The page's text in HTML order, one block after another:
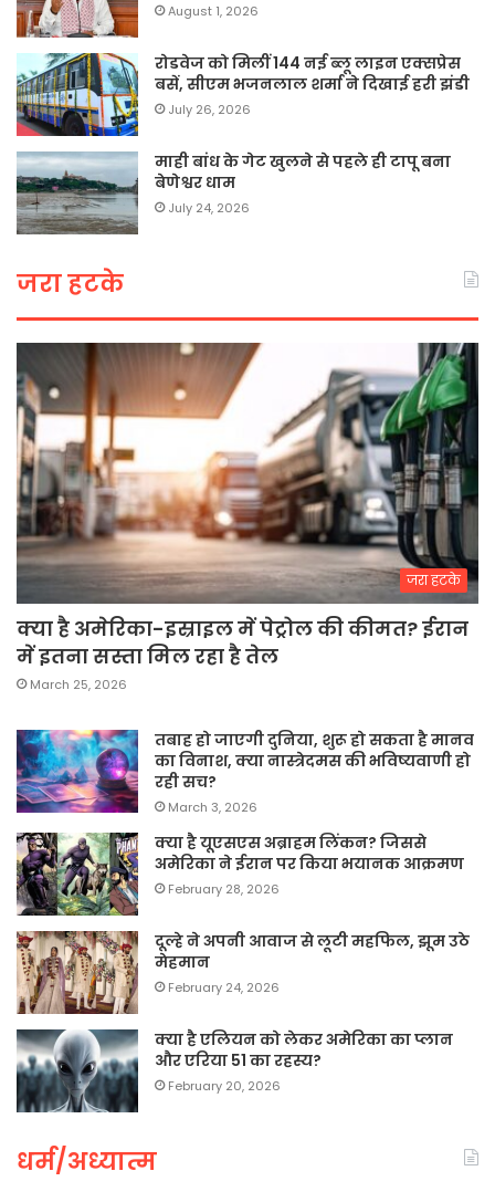
August 1, 2026
रोडवेज को मिलीं 144 नई ब्लू लाइन एक्सप्रेस
बसें, सीएम भजनलाल शर्मा ने दिखाई हरी झंडी
July 26, 2026
माही बांध के गेट खुलने से पहले ही टापू बना
बेणेश्वर धाम
July 24, 2026
जरा हटके
जरा हटके
क्या है अमेरिका-इस्राइल में पेट्रोल की कीमत? ईरान
में इतना सस्ता मिल रहा है तेल
March 25, 2026
तबाह हो जाएगी दुनिया, शुरू हो सकता है मानव
का विनाश, क्या नास्त्रेदमस की भविष्यवाणी हो
रही सच?
March 3, 2026
क्या है यूएसएस अब्राहम लिंकन? जिससे
अमेरिका ने ईरान पर किया भयानक आक्रमण
February 28, 2026
दूल्हे ने अपनी आवाज से लूटी महफिल, झूम उठे
मेहमान
February 24, 2026
क्या है एलियन को लेकर अमेरिका का प्लान
और एरिया 51 का रहस्य?
February 20, 2026
धर्म/अध्यात्म